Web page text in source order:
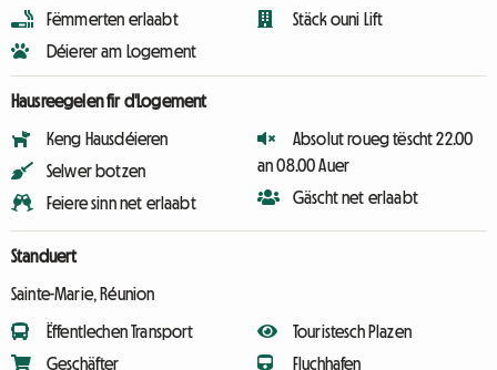
Fëmmerten erlaabt
Déierer am Logement
Stäck ouni Lift
Hausreegelen fir d'Logement
Keng Hausdéieren
Selwer botzen
Feiere sinn net erlaabt
Absolut roueg tëscht 22.00
an 08.00 Auer
Gäscht net erlaabt
Standuert
Sainte-Marie, Réunion
Ëffentlechen Transport
Geschäfter
Touristesch Plazen
Fluchhafen